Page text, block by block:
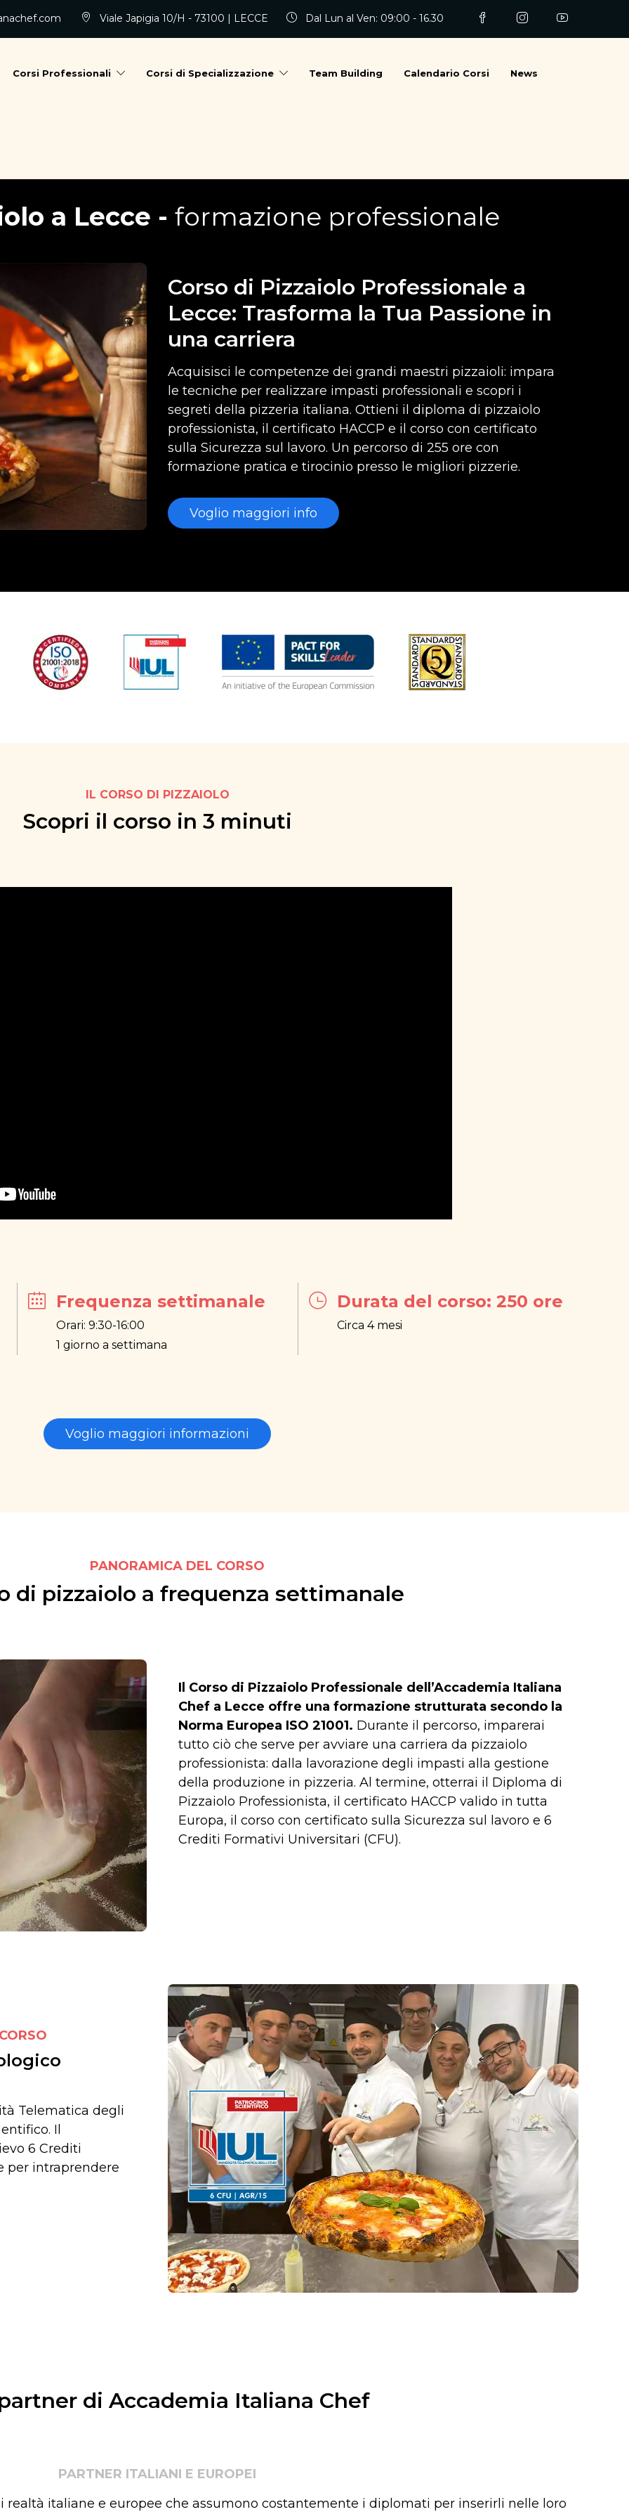
Viale Japigia 10/H - 73100 | LECCE Dal Lun al Ven: 09:00 - 16.30
Corsi Professionali Corsi di Specializzazione Team Building Calendario Corsi News
a Lecce - formazione professionale
Corso di Pizzaiolo Professionale a
Lecce: Trasforma la Tua Passione in
una carriera
Acquisisci le competenze dei grandi maestri pizzaioli: impara
le tecniche per realizzare impasti professionali e scopri i
segreti della pizzeria italiana. Ottieni il diploma di pizzaiolo
professionista, il certificato HACCP e il corso con certificato
sulla Sicurezza sul lavoro. Un percorso di 255 ore con
formazione pratica e tirocinio presso le migliori pizzerie.
Voglio maggiori info
IL CORSO DI PIZZAIOLO
Scopri il corso in 3 minuti
Frequenza settimanale
Orari: 9:30-16:00
1 giorno a settimana
Durata del corso: 250 ore
Circa 4 mesi
Voglio maggiori informazioni
PANORAMICA DEL CORSO
di pizzaiolo a frequenza settimanale
Il Corso di Pizzaiolo Professionale dell’Accademia Italiana
Chef a Lecce offre una formazione strutturata secondo la
Norma Europea ISO 21001. Durante il percorso, imparerai
tutto ciò che serve per avviare una carriera da pizzaiolo
professionista: dalla lavorazione degli impasti alla gestione
della produzione in pizzeria. Al termine, otterrai il Diploma di
Pizzaiolo Professionista, il certificato HACCP valido in tutta
Europa, il corso con certificato sulla Sicurezza sul lavoro e 6
Crediti Formativi Universitari (CFU).
Telematica degli
Il
6 Crediti
per intraprendere
di Accademia Italiana Chef
PARTNER ITALIANI E EUROPEI
italiane e europee che assumono costantemente i diplomati per inserirli nelle loro